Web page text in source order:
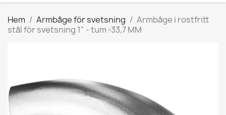
Hem Armbåge för svetsning
Armbåge i rostfritt
stål för svetsning 1" - tum -33,7 MM